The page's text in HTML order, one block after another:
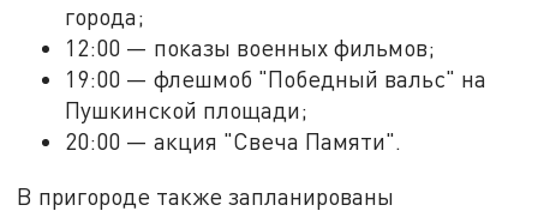
города;
12:00 — показы военных фильмов;
19:00 — флешмоб "Победный вальс" на
Пушкинской площади;
20:00 — акция "Свеча Памяти".
В пригороде также запланированы